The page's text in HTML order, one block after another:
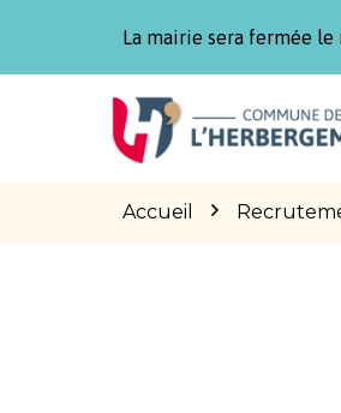
La mairie sera fermée
Accueil